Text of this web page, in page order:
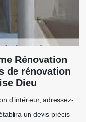
Rénovation
de rénovation
Dieu
d’intérieur, adressez-
un devis précis